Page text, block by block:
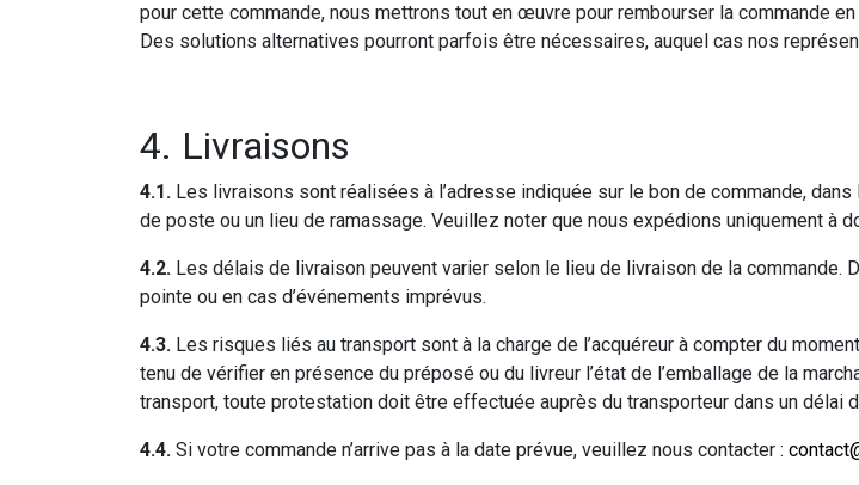
pour cette commande, nous mettrons tout en œuvre pour rembourser la commande
Des solutions alternatives pourront parfois être nécessaires, auquel cas nos
4. Livraisons
4.1. Les livraisons sont réalisées à l’adresse indiquée sur le bon de commande,
de poste ou un lieu de ramassage. Veuillez noter que nous expédions uniquement à
4.2. Les délais de livraison peuvent varier selon le lieu de livraison de la
pointe ou en cas d’événements imprévus.
4.3. Les risques liés au transport sont à la charge de l’acquéreur à compter du
tenu de vérifier en présence du préposé ou du livreur l’état de l’emballage de la
transport, toute protestation doit être effectuée auprès du transporteur dans un délai
4.4. Si votre commande n’arrive pas à la date prévue, veuillez nous contacter :